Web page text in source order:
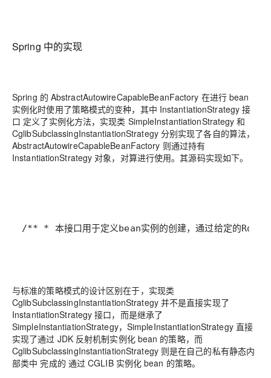
Spring 中的实现
Spring 的 AbstractAutowireCapableBeanFactory 在进行 bean
实例化时使用了策略模式的变种，其中 InstantiationStrategy 接
口 定义了实例化方法，实现类 SimpleInstantiationStrategy 和
CglibSubclassingInstantiationStrategy 分别实现了各自的算法，
AbstractAutowireCapableBeanFactory 则通过持有
InstantiationStrategy 对象，对算进行使用。其源码实现如下。
/** * 本接口用于定义bean实例的创建，通
与标准的策略模式的设计区别在于，实现类
CglibSubclassingInstantiationStrategy 并不是直接实现了
InstantiationStrategy 接口，而是继承了
SimpleInstantiationStrategy，SimpleInstantiationStrategy 直接
实现了通过 JDK 反射机制实例化 bean 的策略，而
CglibSubclassingInstantiationStrategy 则是在自己的私有静态内
部类中 完成的 通过 CGLIB 实例化 bean 的策略。